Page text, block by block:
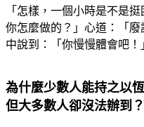
「怎樣，一個小時是不是
你怎麼做的？」心道：「
中說到：「你慢慢體會吧！
為什麼少數人能持之以
但大多數人卻沒法辦到？